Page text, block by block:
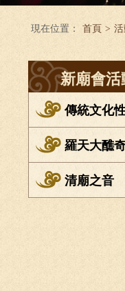
現在位置： 首頁 >
新廟會活
傳統文化
羅天大醮
清廟之音